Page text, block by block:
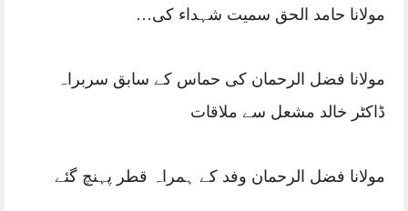
مولانا حامد الحق سمیت شہداء کی…
مولانا فضل الرحمان کی حماس کے سابق سربراہ
ڈاکٹر خالد مشعل سے ملاقات
مولانا فضل الرحمان وفد کے ہمراہ قطر پہنچ گئے